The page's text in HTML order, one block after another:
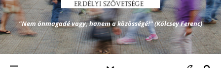
"Nem önmagadé vagy, hanem a közösségé!" (Kölcsey Ferenc)